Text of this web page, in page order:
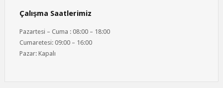
Çalışma Saatlerimiz
Pazartesi – Cuma : 08:00 – 18:00
Cumaretesi: 09:00 – 16:00
Pazar: Kapalı